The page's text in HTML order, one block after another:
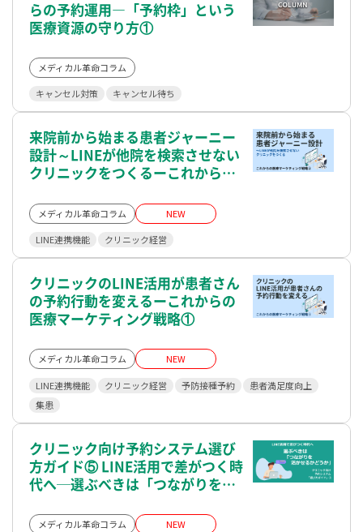
らの予約運用―「予約枠」という
医療資源の守り方①
メディカル革命コラム
キャンセル対策 キャンセル待ち
来院前から始まる患者ジャーニー
設計～LINEが他院を検索させない
クリニックをつくるーこれからの
メディカル革命コラム NEW
LINE連携機能 クリニック経営
クリニックのLINE活用が患者さん
の予約行動を変えるーこれからの
医療マーケティング戦略①
メディカル革命コラム NEW
LINE連携機能 クリニック経営 予防接種予約
患者満足度向上
集患
クリニック向け予約システム選び
方ガイド⑤ LINE活用で差がつく時
代へ─選ぶべきは「つながりを活
メディカル革命コラム NEW